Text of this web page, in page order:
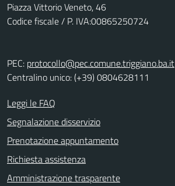
Piazza Vittorio Veneto, 46
Codice fiscale / P. IVA:00865250724
PEC: protocollo@pec.comune.triggiano.ba.it
Centralino unico: (+39) 0804628111
Leggi le FAQ
Segnalazione disservizio
Prenotazione appuntamento
Richiesta assistenza
Amministrazione trasparente